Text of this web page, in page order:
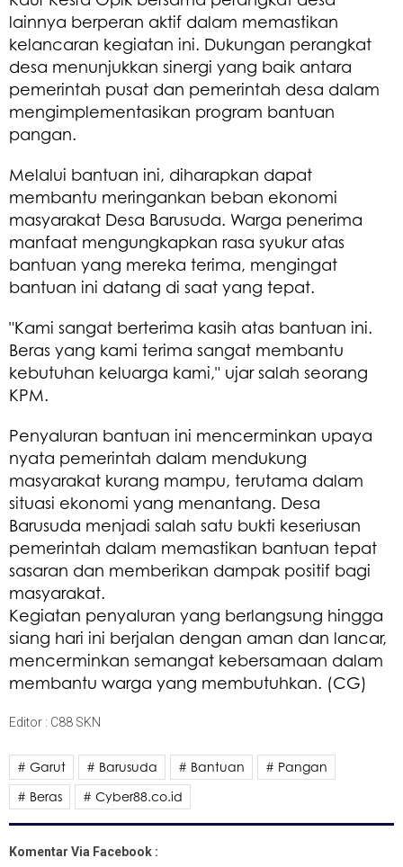
lainnya berperan aktif dalam memastikan
kelancaran kegiatan ini. Dukungan perangkat
desa menunjukkan sinergi yang baik antara
pemerintah pusat dan pemerintah desa dalam
mengimplementasikan program bantuan
pangan.
Melalui bantuan ini, diharapkan dapat
membantu meringankan beban ekonomi
masyarakat Desa Barusuda. Warga penerima
manfaat mengungkapkan rasa syukur atas
bantuan yang mereka terima, mengingat
bantuan ini datang di saat yang tepat.
"Kami sangat berterima kasih atas bantuan ini.
Beras yang kami terima sangat membantu
kebutuhan keluarga kami," ujar salah seorang
KPM.
Penyaluran bantuan ini mencerminkan upaya
nyata pemerintah dalam mendukung
masyarakat kurang mampu, terutama dalam
situasi ekonomi yang menantang. Desa
Barusuda menjadi salah satu bukti keseriusan
pemerintah dalam memastikan bantuan tepat
sasaran dan memberikan dampak positif bagi
masyarakat.
Kegiatan penyaluran yang berlangsung hingga
siang hari ini berjalan dengan aman dan lancar,
mencerminkan semangat kebersamaan dalam
membantu warga yang membutuhkan. (CG)
Editor : C88 SKN
# Garut # Barusuda # Bantuan
# Pangan
# Beras
# Cyber88.co.id
Komentar Via Facebook :